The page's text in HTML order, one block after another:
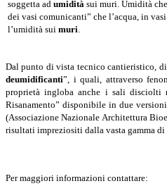
soggetta ad umidità sui muri. Umidità
dei vasi comunicanti” che l’acqua, in
l’umidità sui muri.
Dal punto di vista tecnico cantieristico,
deumidificanti”, i quali, attraverso
proprietà ingloba anche i sali disciolti
Risanamento” disponibile in due
(Associazione Nazionale Architettura
risultati impreziositi dalla vasta gamma
Per maggiori informazioni contattare: